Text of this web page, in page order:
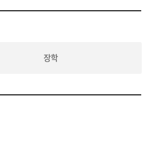
장학